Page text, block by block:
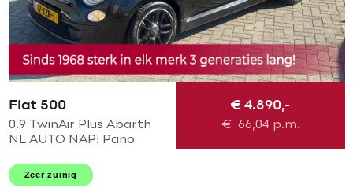
Fiat 500
0.9 TwinAir Plus Abarth
NL AUTO NAP! Pano
pakket l MTF-stuur l
Airco! Dealer OH l
€ 4.890,-
€ 66,04p.m.
Zeer zuinig